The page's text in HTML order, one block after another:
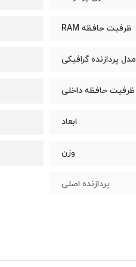
ظرفیت حافظه RAM
مدل پردازنده گرافیکی
ظرفیت حافظه داخلی
ابعاد
وزن
پردازنده اصلی